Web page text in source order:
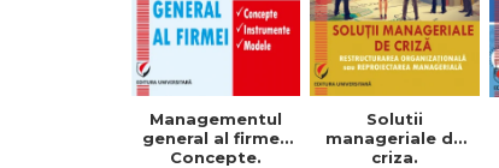
Managementul
general al firmei.
Concepte.
Solutii
manageriale de
criza.